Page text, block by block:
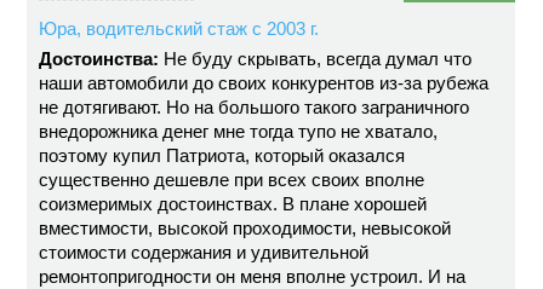
Юра, водительский стаж с 2003 г.
Достоинства: Не буду скрывать, всегда думал что
наши автомобили до своих конкурентов из-за рубежа
не дотягивают. Но на большого такого заграничного
внедорожника денег мне тогда тупо не хватало,
поэтому купил Патриота, который оказался
существенно дешевле при всех своих вполне
соизмеримых достоинствах. В плане хорошей
вместимости, высокой проходимости, невысокой
стоимости содержания и удивительной
ремонтопригодности он меня вполне устроил. И на